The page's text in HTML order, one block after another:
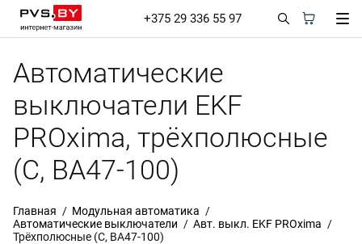
+375 29 336 55 97
Автоматические
выключатели EKF
PROxima, трёхполюсные
(С, ВА47-100)
Главная
Модульная автоматика
Автоматические выключатели
Авт. выкл. EKF PROxima
Трёхполюсные (С, ВА47-100)